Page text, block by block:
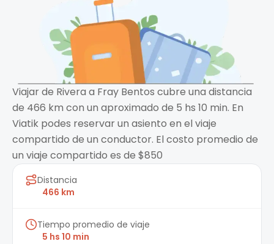
Viajar de Rivera a Fray Bentos cubre una distancia
de 466 km con un aproximado de 5 hs 10 min. En
Viatik podes reservar un asiento en el viaje
compartido de un conductor. El costo promedio de
un viaje compartido es de $850
Distancia
466 km
Tiempo promedio de viaje
5 hs 10 min